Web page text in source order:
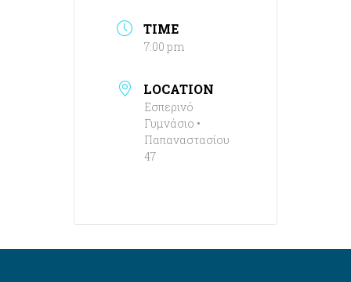
TIME
7:00 pm
LOCATION
Εσπερινό
Γυμνάσιο •
Παπαναστασίου
47